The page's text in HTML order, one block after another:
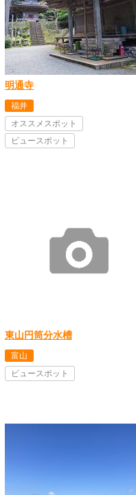
明通寺
福井
オススメスポット
ビュースポット
東山円筒分水槽
富山
ビュースポット